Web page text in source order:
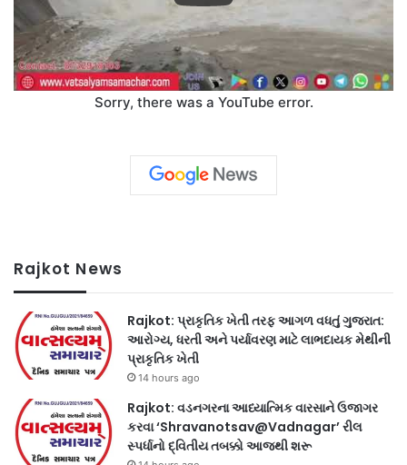
Sorry, there was a YouTube error.
Rajkot News
Rajkot: પ્રાકૃતિક ખેતી તરફ આગળ વધતું ગુજરાત:
આરોગ્ય, ધરતી અને પર્યાવરણ માટે લાભદાયક મેથીની
પ્રાકૃતિક ખેતી
14 hours ago
Rajkot: વડનગરના આધ્યાત્મિક વારસાને ઉજાગર
કરવા ‘Shravanotsav@Vadnagar’ રીલ
સ્પર્ધાનો દ્વિતીય તબક્કો આજથી શરૂ